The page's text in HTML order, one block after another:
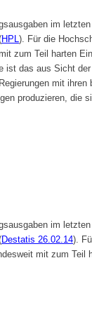
im
HPL ). Für die
zum Teil harten
ist das aus Sicht
mit ihren
produzieren, die
im
Destatis 26.02.14).
mit zum Teil